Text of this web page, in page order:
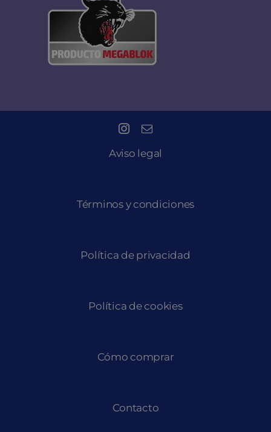
Aviso legal
Términos y condiciones
Política de privacidad
Política de cookies
Cómo comprar
Contacto